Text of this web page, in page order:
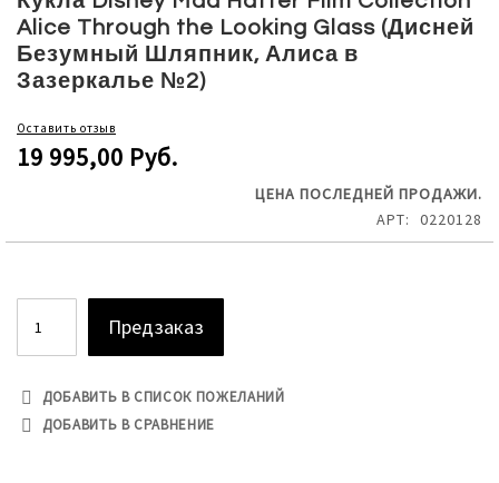
Alice Through the Looking Glass (Дисней
Безумный Шляпник, Алиса в
Зазеркалье №2)
Оставить отзыв
19 995,00 Руб.
ЦЕНА ПОСЛЕДНЕЙ ПРОДАЖИ.
АРТ
0220128
Предзаказ
ДОБАВИТЬ В СПИСОК ПОЖЕЛАНИЙ
ДОБАВИТЬ В СРАВНЕНИЕ
the
beginning
of
the
gallery